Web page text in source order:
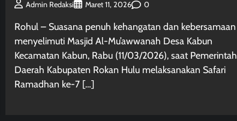
Admin Redaksi Maret 11, 2026 0
Rohul – Suasana penuh kehangatan dan kebersamaan
menyelimuti Masjid Al-Mu’awwanah Desa Kabun
Kecamatan Kabun, Rabu (11/03/2026), saat Pemerintah
Daerah Kabupaten Rokan Hulu melaksanakan Safari
Ramadhan ke-7 […]